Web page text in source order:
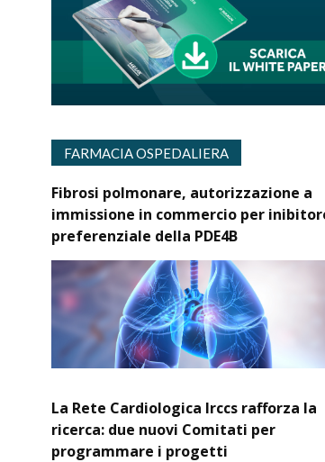
FARMACIA OSPEDALIERA
Fibrosi polmonare, autorizzazione a
immissione in commercio per
preferenziale della PDE4B
La Rete Cardiologica Irccs rafforza la
ricerca: due nuovi Comitati per
programmare i progetti